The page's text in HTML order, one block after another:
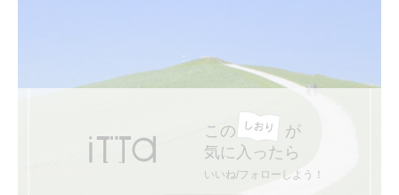
この
が
気に入ったら
いいね/フォローしよう！